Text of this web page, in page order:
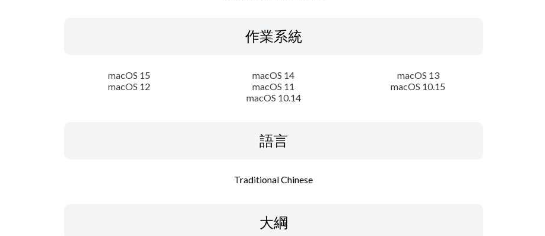
作業系統
macOS 15 macOS 14
macOS 13
macOS 12
macOS 11
macOS 10.15
macOS 10.14
語言
Traditional Chinese
大綱